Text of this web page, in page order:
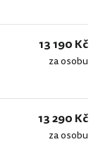
13 190 Kč
za osobu
13 290 Kč
za osobu